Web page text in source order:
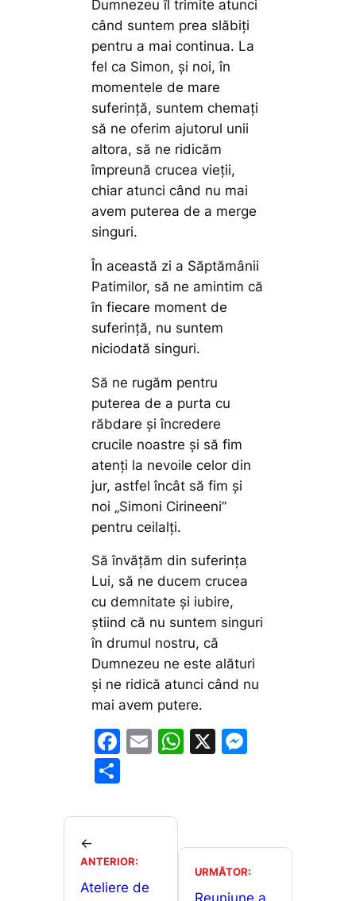
Dumnezeu îl trimite atunci
când suntem prea slăbiți
pentru a mai continua. La
fel ca Simon, și noi, în
momentele de mare
suferință, suntem chemați
să ne oferim ajutorul unii
altora, să ne ridicăm
împreună crucea vieții,
chiar atunci când nu mai
avem puterea de a merge
singuri.
În această zi a Săptămânii
Patimilor, să ne amintim că
în fiecare moment de
suferință, nu suntem
niciodată singuri.
Să ne rugăm pentru
puterea de a purta cu
răbdare și încredere
crucile noastre și să fim
atenți la nevoile celor din
jur, astfel încât să fim și
noi „Simoni Cirineeni”
pentru ceilalți.
Să învățăm din suferința
Lui, să ne ducem crucea
cu demnitate și iubire,
știind că nu suntem singuri
în drumul nostru, că
Dumnezeu ne este alături
și ne ridică atunci când nu
mai avem putere.
F
e
o
o
E
l
W
A
p
p
X
e
n
g
ta
a
←
ANTERIOR:
Ateliere de
URMĂTOR: